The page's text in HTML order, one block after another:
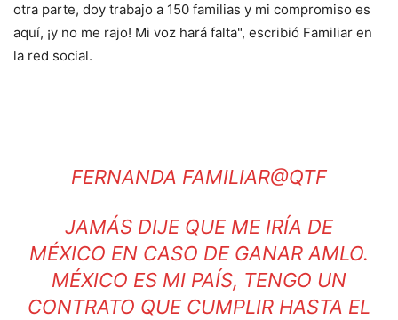
otra parte, doy trabajo a 150 familias y mi compromiso es
aquí, ¡y no me rajo! Mi voz hará falta", escribió Familiar en
la red social.
FERNANDA FAMILIAR@QTF
JAMÁS DIJE QUE ME IRÍA DE
MÉXICO EN CASO DE GANAR AMLO.
MÉXICO ES MI PAÍS, TENGO UN
CONTRATO QUE CUMPLIR HASTA EL